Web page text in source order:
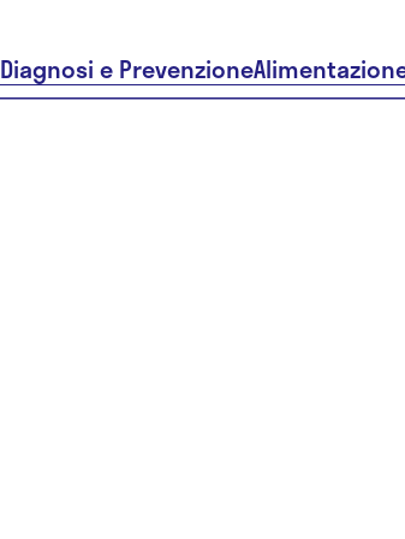
Diagnosi e Prevenzione